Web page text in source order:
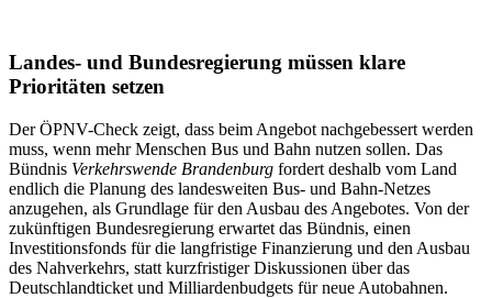
Landes- und Bundesregierung müssen klare
Prioritäten setzen
Der ÖPNV-Check zeigt, dass beim Angebot nachgebessert werden
muss, wenn mehr Menschen Bus und Bahn nutzen sollen. Das
Bündnis Verkehrswende Brandenburg fordert deshalb vom Land
endlich die Planung des landesweiten Bus- und Bahn-Netzes
anzugehen, als Grundlage für den Ausbau des Angebotes. Von der
zukünftigen Bundesregierung erwartet das Bündnis, einen
Investitionsfonds für die langfristige Finanzierung und den Ausbau
des Nahverkehrs, statt kurzfristiger Diskussionen über das
Deutschlandticket und Milliardenbudgets für neue Autobahnen.